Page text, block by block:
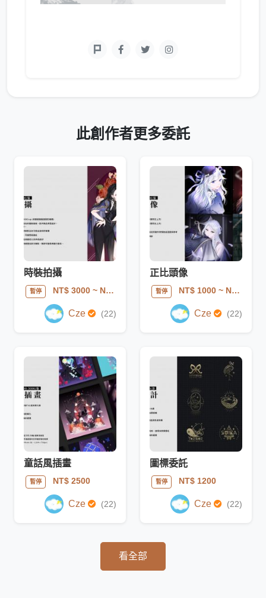
此創作者更多委託
時裝拍攝
暫停 NT$ 3000~ NT$ 5000
Cze (22)
正比頭像
暫停 NT$ 1000~ NT$ 2300
Cze (22)
童話風插畫
暫停 NT$ 2500
Cze (22)
圖標委託
暫停 NT$ 1200
Cze (22)
看全部